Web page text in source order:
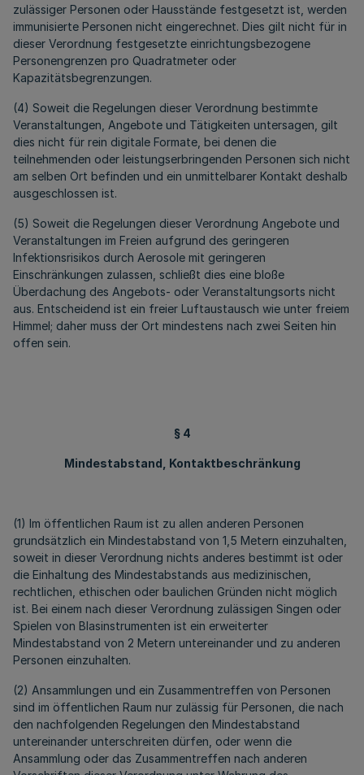
zulässiger Personen oder Hausstände festgesetzt ist, werden
immunisierte Personen nicht eingerechnet. Dies gilt nicht für in
dieser Verordnung festgesetzte einrichtungsbezogene
Personengrenzen pro Quadratmeter oder
Kapazitätsbegrenzungen.
(4) Soweit die Regelungen dieser Verordnung bestimmte
Veranstaltungen, Angebote und Tätigkeiten untersagen, gilt
dies nicht für rein digitale Formate, bei denen die
teilnehmenden oder leistungserbringenden Personen sich nicht
am selben Ort befinden und ein unmittelbarer Kontakt deshalb
ausgeschlossen ist.
(5) Soweit die Regelungen dieser Verordnung Angebote und
Veranstaltungen im Freien aufgrund des geringeren
Infektionsrisikos durch Aerosole mit geringeren
Einschränkungen zulassen, schließt dies eine bloße
Überdachung des Angebots- oder Veranstaltungsorts nicht
aus. Entscheidend ist ein freier Luftaustausch wie unter freiem
Himmel; daher muss der Ort mindestens nach zwei Seiten hin
offen sein.
§ 4
Mindestabstand, Kontaktbeschränkung
(1) Im öffentlichen Raum ist zu allen anderen Personen
grundsätzlich ein Mindestabstand von 1,5 Metern einzuhalten,
soweit in dieser Verordnung nichts anderes bestimmt ist oder
die Einhaltung des Mindestabstands aus medizinischen,
rechtlichen, ethischen oder baulichen Gründen nicht möglich
ist. Bei einem nach dieser Verordnung zulässigen Singen oder
Spielen von Blasinstrumenten ist ein erweiterter
Mindestabstand von 2 Metern untereinander und zu anderen
Personen einzuhalten.
(2) Ansammlungen und ein Zusammentreffen von Personen
sind im öffentlichen Raum nur zulässig für Personen, die nach
den nachfolgenden Regelungen den Mindestabstand
untereinander unterschreiten dürfen, oder wenn die
Ansammlung oder das Zusammentreffen nach anderen